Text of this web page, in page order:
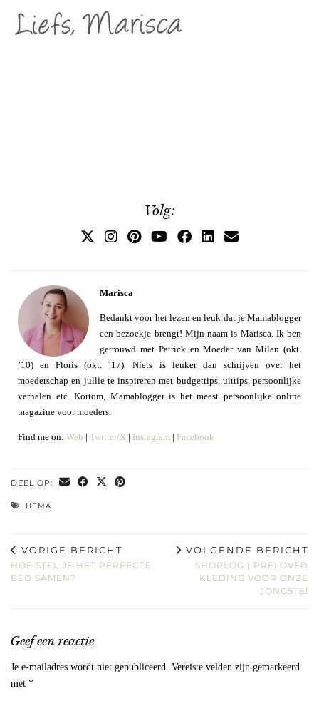
Volg:
Marisca
Bedankt voor het lezen en leuk dat je Mamablogger
een bezoekje brengt! Mijn naam is Marisca. Ik ben
getrouwd met Patrick en Moeder van Milan (okt.
’10) en Floris (okt. ’17). Niets is leuker dan schrijven over het
moederschap en jullie te inspireren met budgettips, uittips, persoonlijke
verhalen etc. Kortom, Mamablogger is het meest persoonlijke online
magazine voor moeders.
Find me on: Web | Twitter/X | Instagram | Facebook
DEEL OP:
HEMA
VORIGE BERICHT
HOE STEL JE HET PERFECTE
BED SAMEN?
VOLGENDE BERICHT
SHOPLOG | PRELOVED
KLEDING VOOR ONZE
JONGSTE!
Geef een reactie
Je e-mailadres wordt niet gepubliceerd. Vereiste velden zijn gemarkeerd
met *